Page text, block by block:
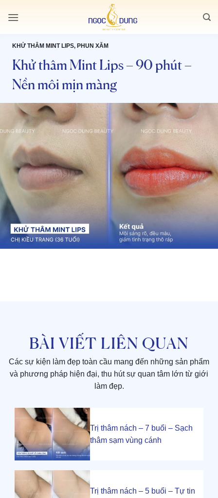
qua
dungKHỬ THÂM MINT LIPS, PHUN XĂM
Khử thâm Mint Lips – 90 phút –
Nền môi mịn màng
BÀI VIẾT LIÊN QUAN
Các sự kiện làm đẹp toàn cầu mang đến những sản phẩm
và phương pháp hiện đại, thu hút sự quan tâm lớn từ giới
làm đẹp.
Trị thâm nách – 7 buổi – Sạch
thâm sạm vùng cánh
Trị thâm nách – 5 buổi – Tự tin